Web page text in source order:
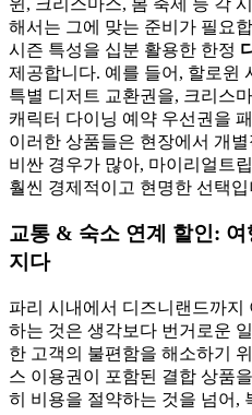
해서는 그에 맞는 준비가 필요
시즌 특성을 십분 활용한 한정
제공합니다. 예를 들어, 할로윈
특별 디저트 교환권을, 크리스
캐릭터 다이닝 예약 우선권을
이러한 상품들은 현장에서 개
비싼 경우가 많아, 마이리얼트
훨씬 경제적이고 현명한 선택입
교통 & 숙소 연계 할인:
지다
파리 시내에서 디즈니랜드까
하는 것은 생각보다 번거로운
한 고객의 불편함을 해소하기
스 이용권이 포함된 결합 상품
히 비용을 절약하는 것을 넘어,